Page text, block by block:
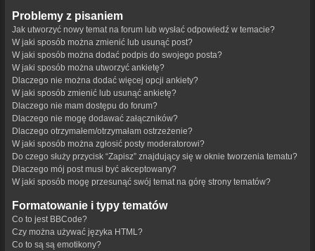
Problemy z pisaniem
Jak utworzyć nowy temat na forum lub wysłać odpowiedź w temacie?
W jaki sposób można zmienić lub usunąć post?
W jaki sposób można dodać podpis do swojego posta?
W jaki sposób można utworzyć ankietę?
Dlaczego nie można dodać więcej opcji ankiety?
W jaki sposób zmienić lub usunąć ankietę?
Dlaczego nie mam dostępu do forum?
Dlaczego nie mogę dodawać załączników?
Dlaczego otrzymałem/otrzymałam ostrzeżenie?
W jaki sposób można zgłosić posty moderatorowi?
Do czego służy przycisk “Zapisz” znajdujący się w oknie tworzenia tematu?
Dlaczego mój post musi być akceptowany?
W jaki sposób mogę przesunąć swój temat na górę strony tematów?
Formatowanie i typy tematów
Co to jest BBCode?
Czy można używać języka HTML?
Co to są są emotikony?